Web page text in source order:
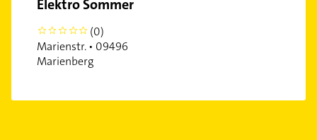
Elektro Sommer
0
(0)
Marienstr. • 09496
Marienberg